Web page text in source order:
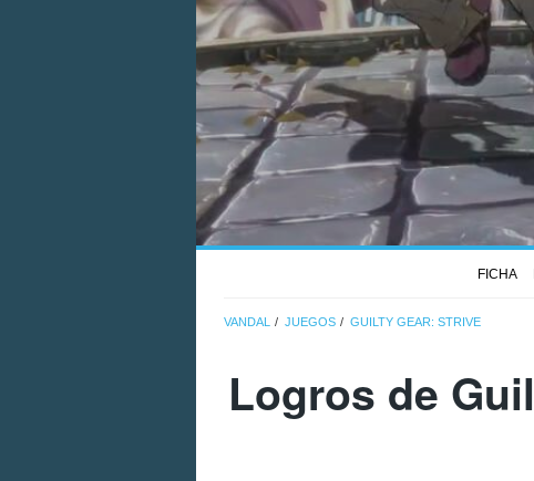
FICHA
VANDAL JUEGOS GUILTY GEAR: STRIVE
Logros de